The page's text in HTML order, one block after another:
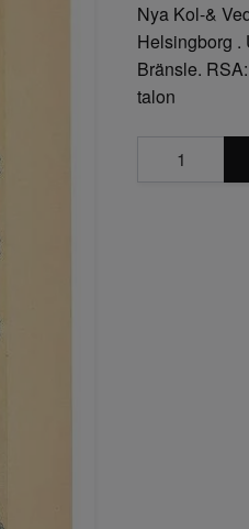
Nya Kol-&
Helsingborg .
Bränsle.
talon